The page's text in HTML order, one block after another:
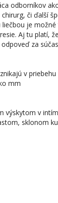
odborníkov
či ďalší
je
Aj tu platí,
za
v
mm
výskytom v
sklonom